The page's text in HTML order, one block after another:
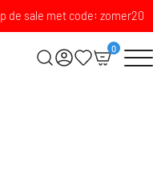
de sale met code: zomer20
0